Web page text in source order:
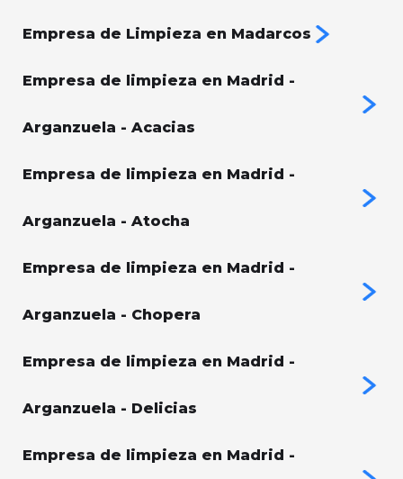
Empresa de Limpieza en Madarcos
Empresa de limpieza en Madrid -
Arganzuela - Acacias
Empresa de limpieza en Madrid -
Arganzuela - Atocha
Empresa de limpieza en Madrid -
Arganzuela - Chopera
Empresa de limpieza en Madrid -
Arganzuela - Delicias
Empresa de limpieza en Madrid -